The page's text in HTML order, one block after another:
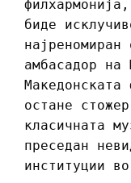
биде
амбасадор на
Македонската
остане
класичната
преседан
институции